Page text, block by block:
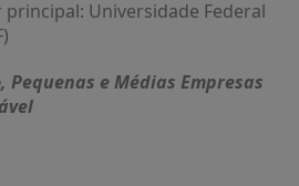
Universidade Federal
Pequenas e Médias Empresas